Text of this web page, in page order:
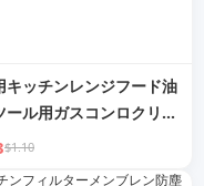
キッチンレンジフード油
ール用ガスコンロクリー
ブラシ3個パック スチー
ー製小型ブラシ
$1.10